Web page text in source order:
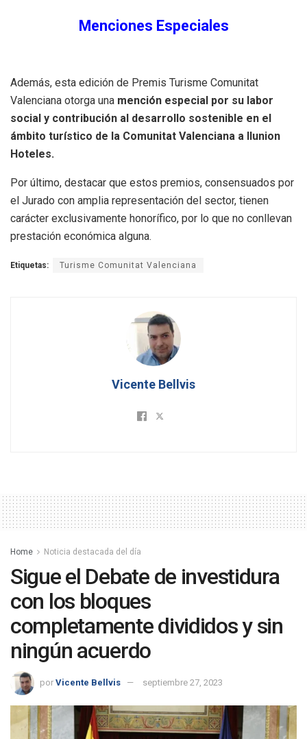
Menciones Especiales
Además, esta edición de Premis Turisme Comunitat
Valenciana otorga una mención especial por su labor
social y contribución al desarrollo sostenible en el
ámbito turístico de la Comunitat Valenciana a Ilunion
Hoteles.
Por último, destacar que estos premios, consensuados por
el Jurado con amplia representación del sector, tienen
carácter exclusivamente honorífico, por lo que no conllevan
prestación económica alguna.
Etiquetas: Turisme Comunitat Valenciana
Vicente Bellvis
Home Noticia destacada del día
Sigue el Debate de investidura
con los bloques
completamente divididos y sin
ningún acuerdo
por Vicente Bellvis septiembre 27, 2023